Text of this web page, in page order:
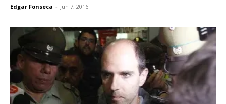
Edgar Fonseca - Jun 7, 2016